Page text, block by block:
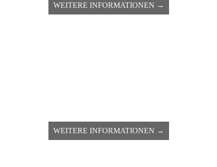
WEITERE INFORMATIONEN →
WEITERE INFORMATIONEN →